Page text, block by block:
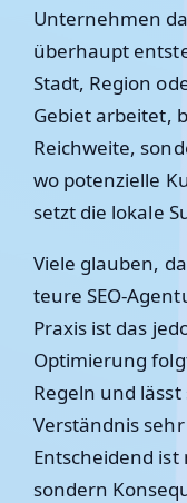
Unternehmen
überhaupt
Stadt, Region
Gebiet arbeitet,
Reichweite,
wo potenzielle
setzt die lokale
Viele glauben,
teure SEO-
Praxis ist das
Optimierung
Regeln und
Verständnis
Entscheidend ist
sondern